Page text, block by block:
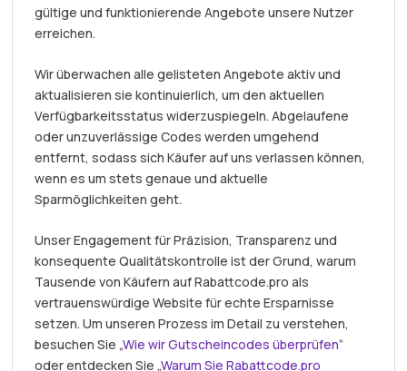
gültige und funktionierende Angebote unsere Nutzer
erreichen.
Wir überwachen alle gelisteten Angebote aktiv und
aktualisieren sie kontinuierlich, um den aktuellen
Verfügbarkeitsstatus widerzuspiegeln. Abgelaufene
oder unzuverlässige Codes werden umgehend
entfernt, sodass sich Käufer auf uns verlassen können,
wenn es um stets genaue und aktuelle
Sparmöglichkeiten geht.
Unser Engagement für Präzision, Transparenz und
konsequente Qualitätskontrolle ist der Grund, warum
Tausende von Käufern auf Rabattcode.pro als
vertrauenswürdige Website für echte Ersparnisse
setzen. Um unseren Prozess im Detail zu verstehen,
besuchen Sie „Wie wir Gutscheincodes überprüfen“
oder entdecken Sie „Warum Sie Rabattcode.pro